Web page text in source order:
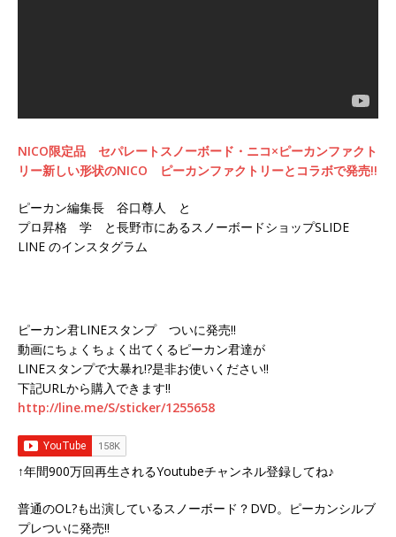
NICO限定品 セパレートスノーボード・ニコ×ピーカンファクト
リー新しい形状のNICO ピーカンファクトリーとコラボで発売!!
ピーカン編集長 谷口尊人 と
プロ昇格 学 と長野市にあるスノーボードショップSLIDE
LINE のインスタグラム
ピーカン君LINEスタンプ ついに発売!!
動画にちょくちょく出てくるピーカン君達が
LINEスタンプで大暴れ!?是非お使いください!!
下記URLから購入できます!!
http://line.me/S/sticker/1255658
↑年間900万回再生されるYoutubeチャンネル登録してね♪
普通のOL?も出演しているスノーボード？DVD。ピーカンシルブ
プレついに発売!!